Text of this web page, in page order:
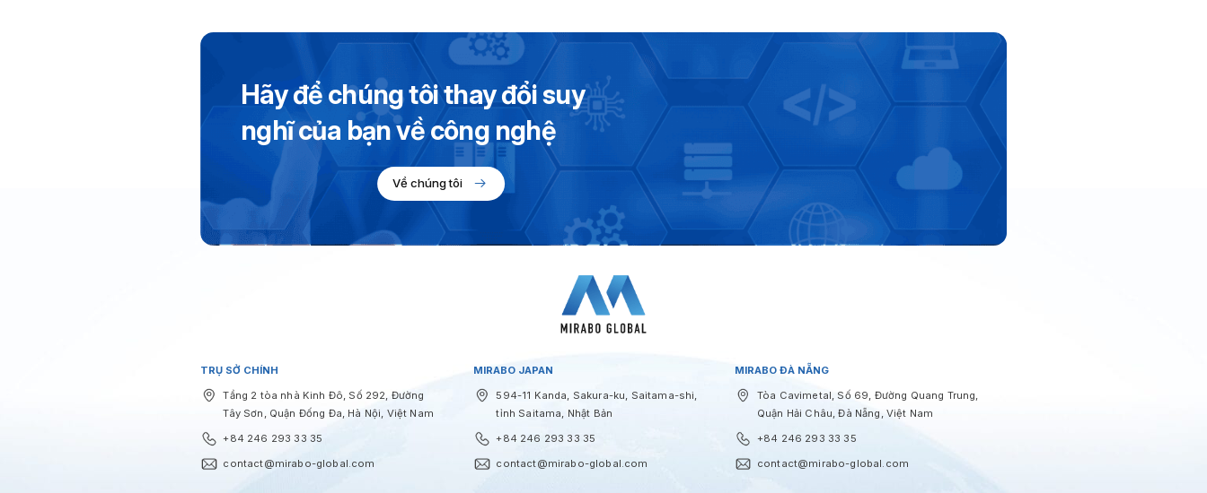
Hãy để chúng tôi thay đổi suy
nghĩ của bạn về công nghệ
Về chúng tôi
TRỤ SỞ CHÍNH
Tầng 2 tòa nhà Kinh Đô, Số 292, Đường
Tây Sơn, Quận Đống Đa, Hà Nội, Việt Nam
+84 246 293 33 35
contact@mirabo-global.com
MIRABO JAPAN
594-11 Kanda, Sakura-ku, Saitama-shi,
tỉnh Saitama, Nhật Bản
+84 246 293 33 35
contact@mirabo-global.com
MIRABO ĐÀ NẴNG
Tòa Cavimetal, Số 69, Đường Quang Trung,
Quận Hải Châu, Đà Nẵng, Việt Nam
+84 246 293 33 35
contact@mirabo-global.com